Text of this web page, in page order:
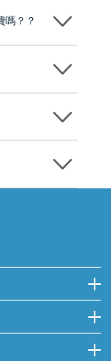
全球放心植牙中
大灣區及周邊城
費咨詢，讓人十
嗎？？
會及時告知客人